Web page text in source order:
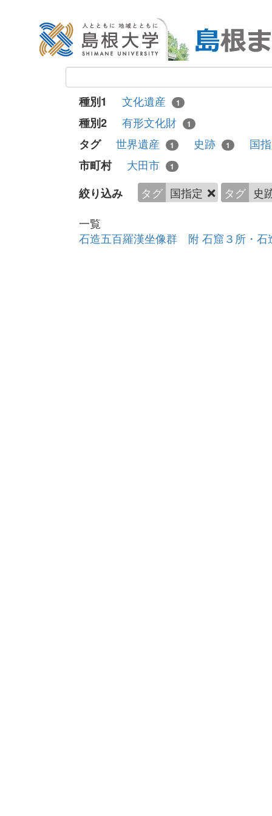
種別1 文化遺産 1
種別2 有形文化財 1
タグ 世界遺産 1 史跡 1
国
市町村
大田市 1
絞り込み タグ 国指定 タグ 史
一覧
石造五百羅漢坐像群 附 石窟３所・石